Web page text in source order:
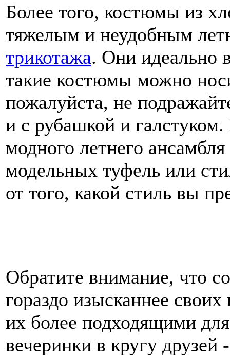
Более того, костюмы из
тяжелым и неудобным
трикотажа. Они идеально
такие костюмы можно
пожалуйста, не
и с рубашкой и
модного летнего
модельных туфель или
от того, какой стиль вы
Обратите внимание, что
гораздо изысканнее
их более подходящими
вечеринки в кругу